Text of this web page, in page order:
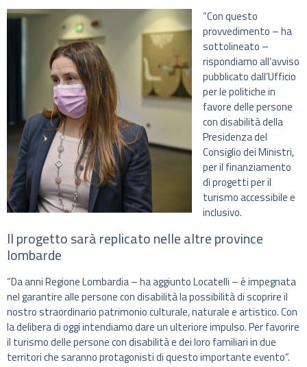
“Con questo
provvedimento – ha
sottolineato –
rispondiamo all’avviso
pubblicato dall’Ufficio
per le politiche in
favore delle persone
con disabilità della
Presidenza del
Consiglio dei Ministri,
per il finanziamento
di progetti per il
turismo accessibile e
inclusivo.
Il progetto sarà replicato nelle altre province
lombarde
“Da anni Regione Lombardia – ha aggiunto Locatelli – è impegnata
nel garantire alle persone con disabilità la possibilità di scoprire il
nostro straordinario patrimonio culturale, naturale e artistico. Con
la delibera di oggi intendiamo dare un ulteriore impulso. Per favorire
il turismo delle persone con disabilità e dei loro familiari in due
territori che saranno protagonisti di questo importante evento”.